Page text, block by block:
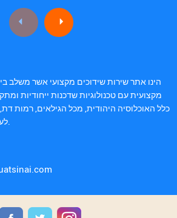
הינו אתר שירות שידוכים מקצועי אשר משלב
מקצועית עם טכנולוגיות שדכנות ייחודיות
כלל האוכלוסיה היהודית, מכל הגילאים, רמות
לעזור להם למצוא את זיווגם.